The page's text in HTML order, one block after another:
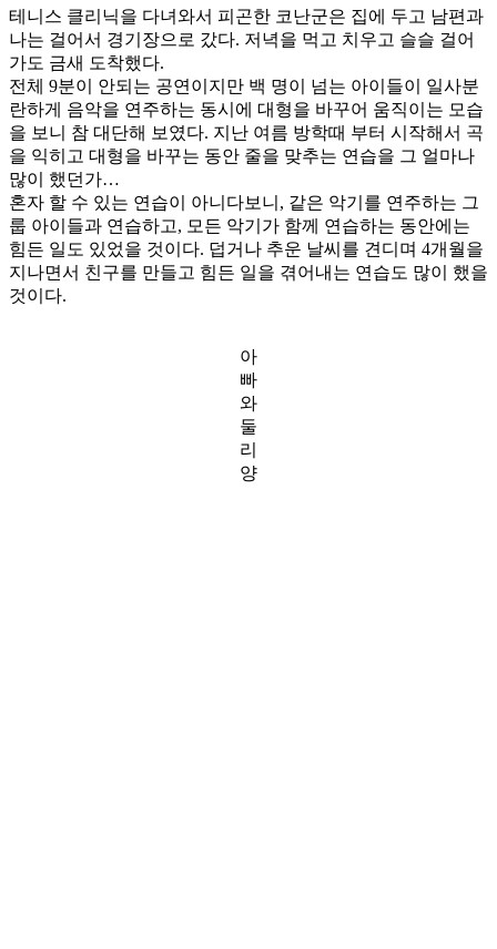
테니스 클리닉을 다녀와서 피곤한 코난군은 집에 두고 남편과
나는 걸어서 경기장으로 갔다. 저녁을 먹고 치우고 슬슬 걸어
가도 금새 도착했다.
전체 9분이 안되는 공연이지만 백 명이 넘는 아이들이 일사분
란하게 음악을 연주하는 동시에 대형을 바꾸어 움직이는 모습
을 보니 참 대단해 보였다. 지난 여름 방학때 부터 시작해서 곡
을 익히고 대형을 바꾸는 동안 줄을 맞추는 연습을 그 얼마나
많이 했던가…
혼자 할 수 있는 연습이 아니다보니, 같은 악기를 연주하는 그
룹 아이들과 연습하고, 모든 악기가 함께 연습하는 동안에는
힘든 일도 있었을 것이다. 덥거나 추운 날씨를 견디며 4개월을
지나면서 친구를 만들고 힘든 일을 겪어내는 연습도 많이 했을
것이다.
아
빠
와
둘
리
양